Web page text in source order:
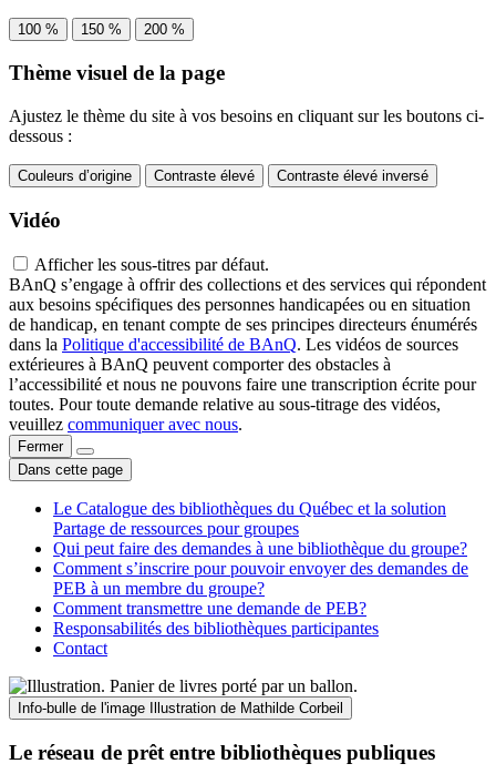
100 % 150 % 200 %
Thème visuel de la page
Ajustez le thème du site à vos besoins en cliquant sur les boutons ci-
dessous :
Couleurs d’origine Contraste élevé Contraste élevé inversé
Vidéo
Afficher les sous-titres par défaut.
BAnQ s’engage à offrir des collections et des services qui répondent
aux besoins spécifiques des personnes handicapées ou en situation
de handicap, en tenant compte de ses principes directeurs énumérés
dans la Politique d'accessibilité de BAnQ. Les vidéos de sources
extérieures à BAnQ peuvent comporter des obstacles à
l’accessibilité et nous ne pouvons faire une transcription écrite pour
toutes. Pour toute demande relative au sous-titrage des vidéos,
veuillez communiquer avec nous.
Fermer
Dans cette page
Le Catalogue des bibliothèques du Québec et la solution
Partage de ressources pour groupes
Qui peut faire des demandes à une bibliothèque du groupe?
Comment s’inscrire pour pouvoir envoyer des demandes de
PEB à un membre du groupe?
Comment transmettre une demande de PEB?
Responsabilités des bibliothèques participantes
Contact
Info-bulle de l'image Illustration de Mathilde Corbeil
Le réseau de prêt entre bibliothèques publiques